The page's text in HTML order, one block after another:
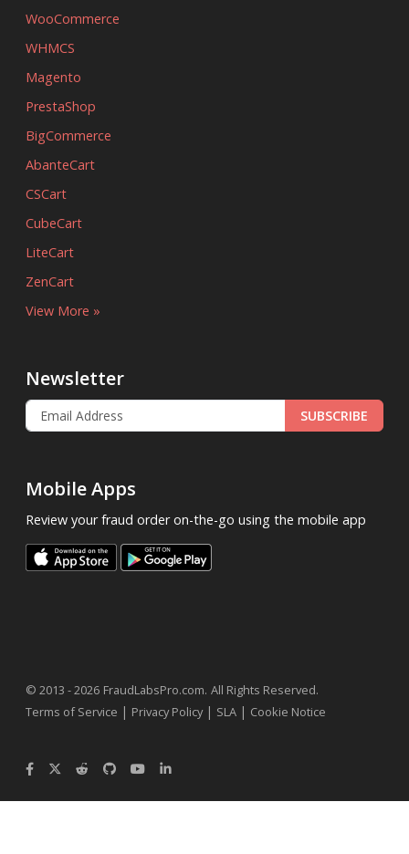
WooCommerce
WHMCS
Magento
PrestaShop
BigCommerce
AbanteCart
CSCart
CubeCart
LiteCart
ZenCart
View More »
Newsletter
SUBSCRIBE
Mobile Apps
Review your fraud order on-the-go using the mobile app
© 2013 - 2026 FraudLabsPro.com. All Rights Reserved.
Terms of Service | Privacy Policy| SLA | Cookie Notice